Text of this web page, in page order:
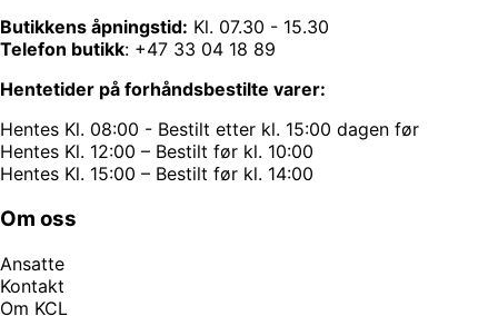
Butikkens åpningstid: Kl. 07.30 - 15.30
Telefon butikk: +47 33 04 18 89
Hentetider på forhåndsbestilte varer:
Hentes Kl. 08:00 - Bestilt etter kl. 15:00 dagen før
Hentes Kl. 12:00 – Bestilt før kl. 10:00
Hentes Kl. 15:00 – Bestilt før kl. 14:00
Om oss
Ansatte
Kontakt
Om KCL